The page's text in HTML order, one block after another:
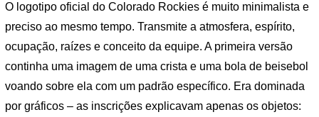
O logotipo oficial do Colorado Rockies é muito minimalista e
preciso ao mesmo tempo. Transmite a atmosfera, espírito,
ocupação, raízes e conceito da equipe. A primeira versão
continha uma imagem de uma crista e uma bola de beisebol
voando sobre ela com um padrão específico. Era dominada
por gráficos – as inscrições explicavam apenas os objetos: